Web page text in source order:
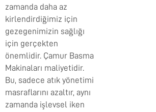
zamanda daha az
kirlendirdiğimiz için
gezegenimizin sağlığı
için gerçekten
önemlidir. Çamur Basma
Makinaları maliyetidir.
Bu, sadece atık yönetimi
masraflarını azaltır, aynı
zamanda işlevsel iken